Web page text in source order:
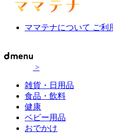
ママテナについて ご利
>
雑貨・日用品
食品・飲料
健康
ベビー用品
おでかけ